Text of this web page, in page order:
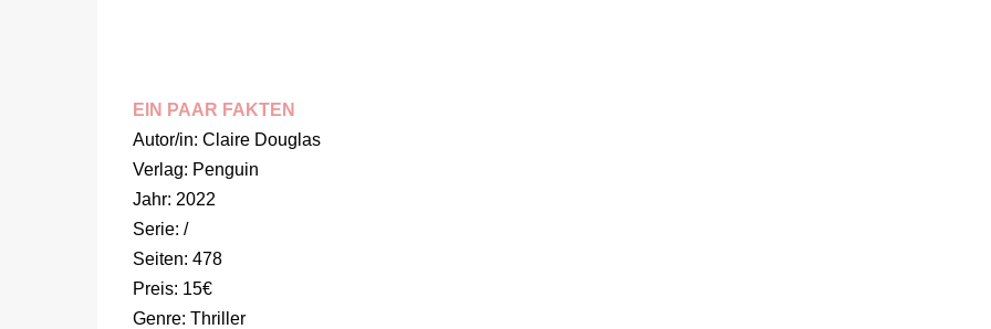
EIN PAAR FAKTEN
Autor/in: Claire Douglas
Verlag: Penguin
Jahr: 2022
Serie: /
Seiten: 478
Preis: 15€
Genre: Thriller